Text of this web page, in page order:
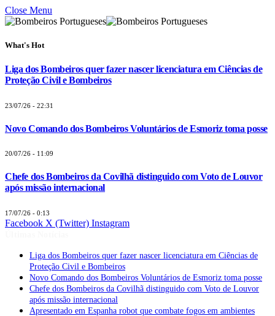
Close Menu
What's Hot
Liga dos Bombeiros quer fazer nascer licenciatura em Ciências de
Proteção Civil e Bombeiros
23/07/26 - 22:31
Novo Comando dos Bombeiros Voluntários de Esmoriz toma posse
20/07/26 - 11:09
Chefe dos Bombeiros da Covilhã distinguido com Voto de Louvor
após missão internacional
17/07/26 - 0:13
Facebook X (Twitter) Instagram
Liga dos Bombeiros quer fazer nascer licenciatura em Ciências de
Proteção Civil e Bombeiros
Novo Comando dos Bombeiros Voluntários de Esmoriz toma posse
Chefe dos Bombeiros da Covilhã distinguido com Voto de Louvor
após missão internacional
Apresentado em Espanha robot que combate fogos em ambientes